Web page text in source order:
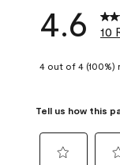
4.6 10
4 out of 4
Tell us how this